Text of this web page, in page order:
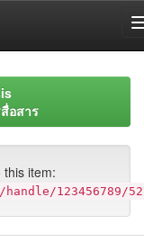
อสาร
item:
123456789/